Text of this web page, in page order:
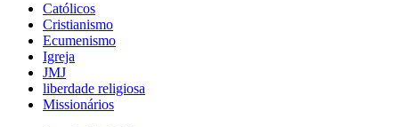
Católicos
Cristianismo
Ecumenismo
Igreja
JMJ
liberdade religiosa
Missionários